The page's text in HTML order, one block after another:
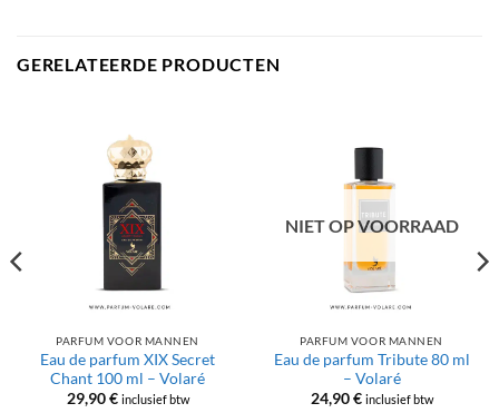
GERELATEERDE PRODUCTEN
PARFUM VOOR MANNEN
Eau de parfum XIX Secret
Chant 100 ml – Volaré
29,90€ inclusief btw
NIET OP VOORRAAD
PARFUM VOOR MANNEN
Eau de parfum Tribute 80 ml
– Volaré
24,90€ inclusief btw